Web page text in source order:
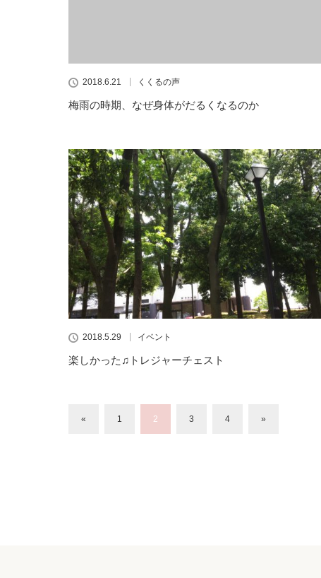
2018.6.21 くくるの声
梅雨の時期、なぜ身体がだるくなるのか
2018.5.29 イベント
楽しかった♫トレジャーチェスト
« 1 2 3 4 »